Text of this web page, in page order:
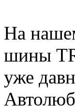
На
шины
уже